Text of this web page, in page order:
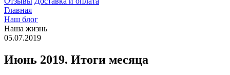
Главная
Наш блог
Наша жизнь
05.07.2019
Июнь 2019. Итоги месяца